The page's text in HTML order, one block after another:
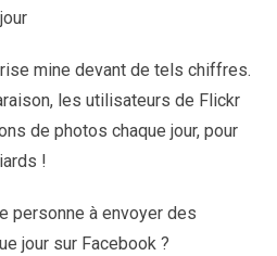
mine devant de tels chiffres.
les utilisateurs de Flickr
de photos chaque jour, pour
!
personne à envoyer des
jour sur Facebook ?